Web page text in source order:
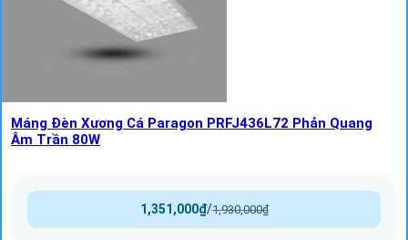
Máng Đèn Xương Cá Paragon PRFJ436L72 Phản Quang
Âm Trần 80W
1,930,000₫
/
1,351,000₫